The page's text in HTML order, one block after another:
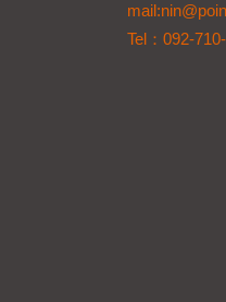
Tel：092-